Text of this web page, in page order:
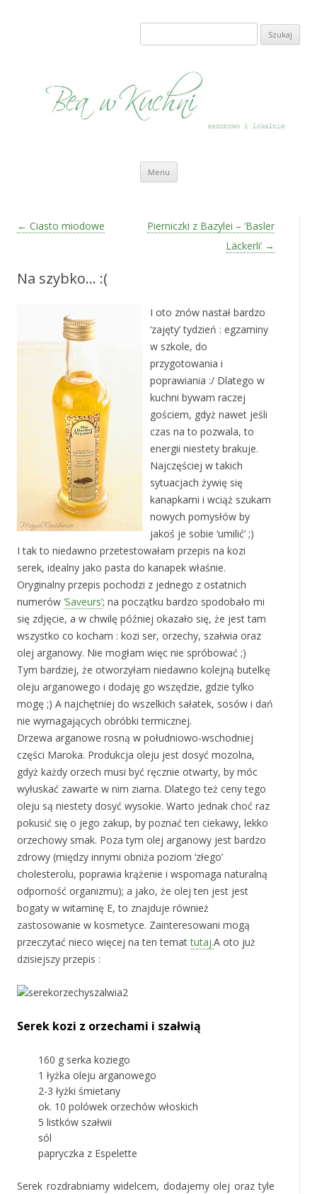
Szukaj:
Menu Przeskocz do treści
Zobacz wpisy
← Ciasto miodowe
Pierniczki z Bazylei – ‘Basler
Läckerli’ →
Na szybko… :(
I oto znów nastał bardzo
‘zajęty’ tydzień : egzaminy
w szkole, do
przygotowania i
poprawiania :/ Dlatego w
kuchni bywam raczej
gościem, gdyż nawet jeśli
czas na to pozwala, to
energii niestety brakuje.
Najczęściej w takich
sytuacjach żywię się
kanapkami i wciąż szukam
nowych pomysłów by
jakoś je sobie ‘umilić’ ;)
I tak to niedawno przetestowałam przepis na kozi
serek, idealny jako pasta do kanapek właśnie.
Oryginalny przepis pochodzi z jednego z ostatnich
numerów ‘Saveurs’; na początku bardzo spodobało mi
się zdjęcie, a w chwilę później okazało się, że jest tam
wszystko co kocham : kozi ser, orzechy, szałwia oraz
olej arganowy. Nie mogłam więc nie spróbować ;)
Tym bardziej, że otworzyłam niedawno kolejną butelkę
oleju arganowego i dodaję go wszędzie, gdzie tylko
mogę ;) A najchętniej do wszelkich sałatek, sosów i dań
nie wymagających obróbki termicznej.
Drzewa arganowe rosną w południowo-wschodniej
części Maroka. Produkcja oleju jest dosyć mozolna,
gdyż każdy orzech musi być ręcznie otwarty, by móc
wyłuskać zawarte w nim ziarna. Dlatego też ceny tego
oleju są niestety dosyć wysokie. Warto jednak choć raz
pokusić się o jego zakup, by poznać ten ciekawy, lekko
orzechowy smak. Poza tym olej arganowy jest bardzo
zdrowy (między innymi obniża poziom ‘złego’
cholesterolu, poprawia krążenie i wspomaga naturalną
odporność organizmu); a jako, że olej ten jest jest
bogaty w witaminę E, to znajduje również
zastosowanie w kosmetyce. Zainteresowani mogą
przeczytać nieco więcej na ten temattutaj.A oto już
dzisiejszy przepis :
Serek kozi z orzechami i szałwią
160 g serka koziego
1 łyżka oleju arganowego
2-3 łyżki śmietany
ok. 10 polówek orzechów włoskich
5 listków szałwii
sól
papryczka z Espelette
Serek rozdrabniamy widelcem, dodajemy olej oraz tyle